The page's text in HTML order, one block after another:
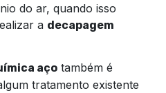
do ar, quando isso
a decapagem
aço também é
tratamento existente